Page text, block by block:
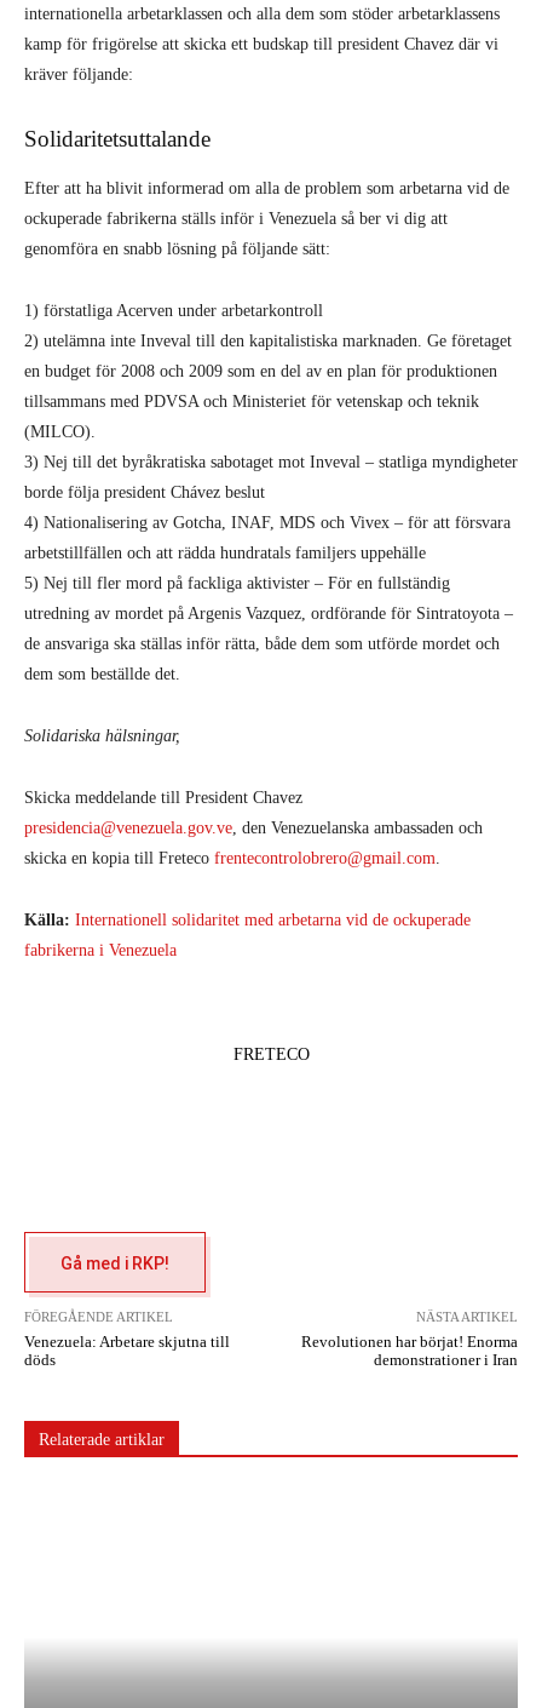
internationella arbetarklassen och alla dem som stöder arbetarklassens
kamp för frigörelse att skicka ett budskap till president Chavez där vi
kräver följande:
Solidaritetsuttalande
Efter att ha blivit informerad om alla de problem som arbetarna vid de
ockuperade fabrikerna ställs inför i Venezuela så ber vi dig att
genomföra en snabb lösning på följande sätt:
1) förstatliga Acerven under arbetarkontroll
2) utelämna inte Inveval till den kapitalistiska marknaden. Ge företaget
en budget för 2008 och 2009 som en del av en plan för produktionen
tillsammans med PDVSA och Ministeriet för vetenskap och teknik
(MILCO).
3) Nej till det byråkratiska sabotaget mot Inveval – statliga myndigheter
borde följa president Chávez beslut
4) Nationalisering av Gotcha, INAF, MDS och Vivex – för att försvara
arbetstillfällen och att rädda hundratals familjers uppehälle
5) Nej till fler mord på fackliga aktivister – För en fullständig
utredning av mordet på Argenis Vazquez, ordförande för Sintratoyota –
de ansvariga ska ställas inför rätta, både dem som utförde mordet och
dem som beställde det.
Solidariska hälsningar,
Skicka meddelande till President Chavez
presidencia@venezuela.gov.ve, den Venezuelanska ambassaden och
skicka en kopia till Freteco frentecontrolobrero@gmail.com.
Källa: Internationell solidaritet med arbetarna vid de ockuperade
fabrikerna i Venezuela
FRETECO
Gå med i RKP!
FÖREGÅENDE ARTIKEL
Venezuela: Arbetare skjutna till
döds
NÄSTA ARTIKEL
Revolutionen har börjat! Enorma
demonstrationer i Iran
Relaterade artiklar